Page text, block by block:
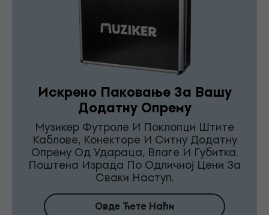
Искрено Паковање За Вашу
Додатну Опрему
Музикер Футроле И Поклопци Штите
Каблове, Конекторе И Ситну Додатну
Опрему Од Удараца, Влаге И Губитка.
Поштена Израда По Одличној Цени За
Сваки Наступ.
Овде Ћете Наћи